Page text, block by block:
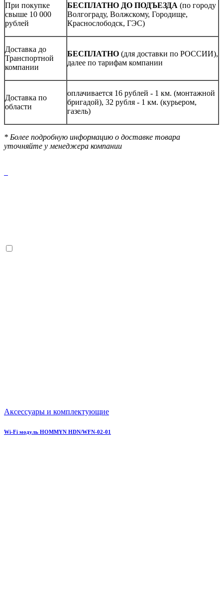
При покупке
свыше 10 000
рублей
БЕСПЛАТНО ДО ПОДЪЕЗДА (по городу
Волгограду, Волжскому, Городище,
Краснослободск, ГЭС)
Доставка до
Транспортной
компании
БЕСПЛАТНО (для доставки по РОССИИ),
далее по тарифам компании
Доставка по
области
оплачивается 16 рублей - 1 км. (монтажной
бригадой), 32 рубля - 1 км. (курьером,
газель)
* Более подробную информацию о доставке товара
уточняйте у менеджера компании
Аксессуары и комплектующие
Wi-Fi модуль HOMMYN HDN/WFN-02-01